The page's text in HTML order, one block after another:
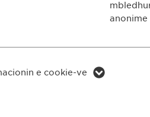
anonime
e cookie-ve